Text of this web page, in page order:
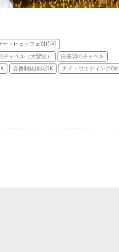
ートビュッフェ対応可
チャペル（大聖堂） 白基調のチャペル
会費制結婚式OK ナイトウエディングOK